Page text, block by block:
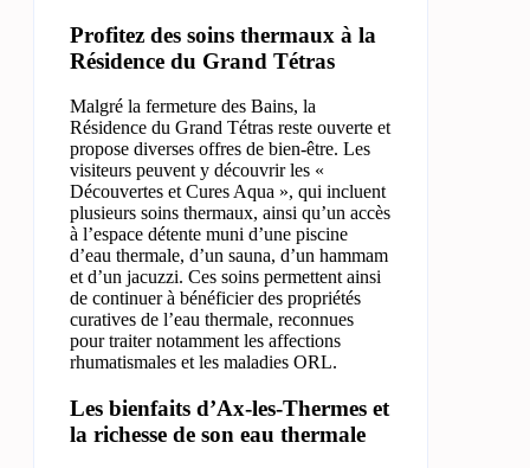
Profitez des soins thermaux à la
Résidence du Grand Tétras
Malgré la fermeture des Bains, la
Résidence du Grand Tétras reste ouverte et
propose diverses offres de bien-être. Les
visiteurs peuvent y découvrir les «
Découvertes et Cures Aqua », qui incluent
plusieurs soins thermaux, ainsi qu’un accès
à l’espace détente muni d’une piscine
d’eau thermale, d’un sauna, d’un hammam
et d’un jacuzzi. Ces soins permettent ainsi
de continuer à bénéficier des propriétés
curatives de l’eau thermale, reconnues
pour traiter notamment les affections
rhumatismales et les maladies ORL.
Les bienfaits d’Ax-les-Thermes et
la richesse de son eau thermale